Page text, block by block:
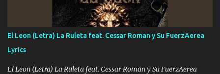
ahí está el Hombre Cuarenta y también Pariente 7 arreglan
cualquier problema no más es cuestión que ordené NOS HACE
FALTA UN HERMANO DE CLAVE ERA EL 24 SIEMPRE FUE UN
HOMBRE VALIENTE POR ALGO M'URIÓ PELEAND0 SIEMPRE
VIO POR LA FAMILIA PARA QUE SIGA EL LEGADO Es el DOS de
los HERMANOS un cerebro inteligente y com...
El Leon (Letra) La Ruleta feat. Cessar Roman y Su FuerzAerea
Lyrics
El Leon (Letra) La Ruleta feat. Cessar Roman y Su FuerzAerea